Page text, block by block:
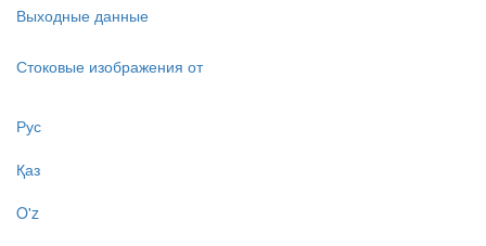
Выходные данные
Стоковые изображения от
Рус
Қаз
O'z